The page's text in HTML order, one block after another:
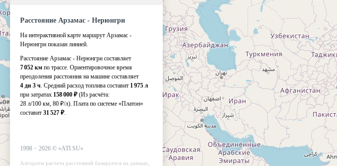
Расстояние Арзамас - Нерюнгри
На интерактивной карте маршрут Арзамас -
Нерюнгри показан линией.
Расстояние Арзамас - Нерюнгри составляет
7 052 км по трассе. Ориентировочное время
преодоления расстояния на машине составляет
4 дн 3 ч. Средний расход топлива составит 1 975 л
при затратах 158 000 ₽ (Из расчёта:
28 л/100 км, 80 ₽/л). Плата по системе «Платон»
составит 31 527 ₽.
1998 − 2026 © «ATI.SU»
Алгоритм расчета расстояний базируется на данных,